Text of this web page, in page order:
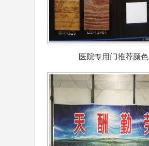
医院专用门推荐颜色